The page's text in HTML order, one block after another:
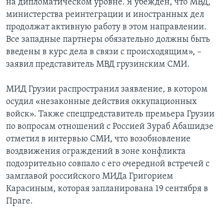
на дипломатическом уровне. Я убежден, что МВД,
министерства реинтеграции и иностранных дел
продолжат активную работу в этом направлении.
Все западные партнеры обязательно должны быть
введены в курс дела в связи с происходящим», –
заявил представитель МВД грузинским СМИ.
МИД Грузии распространил заявление, в котором
осудил «незаконные действия оккупационных
войск». Также спецпредставитель премьера Грузии
по вопросам отношений с Россией Зураб Абашидзе
отметил в интервью СМИ, что возобновление
воздвижения ограждений в зоне конфликта
подозрительно совпало с его очередной встречей с
замглавой российского МИДа Григорием
Карасиным, которая запланирована 19 сентября в
Праге.